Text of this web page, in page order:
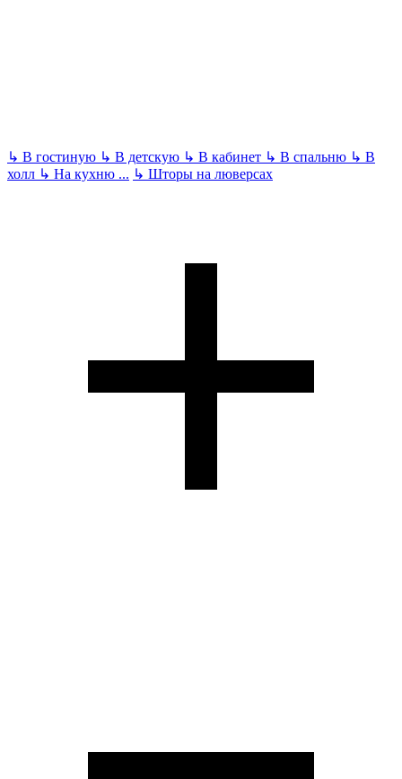
↳ В гостиную ↳ В детскую ↳ В кабинет ↳ В спальню ↳ В
холл ↳ На кухню ... ↳ Шторы на люверсах